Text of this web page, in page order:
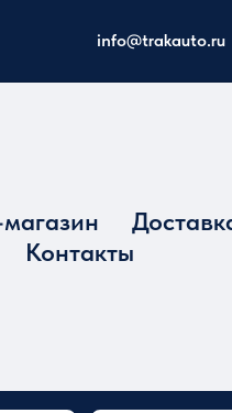
info@trakauto.ru
Контакты